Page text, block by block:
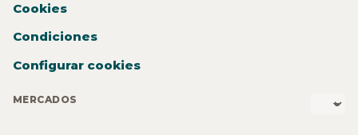
Cookies
Condiciones
Configurar cookies
MERCADOS